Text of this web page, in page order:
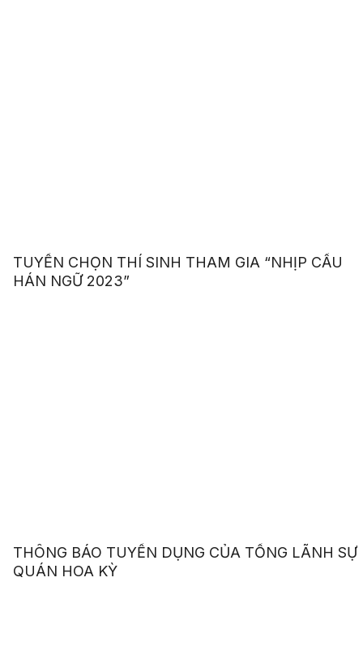
TUYỂN CHỌN THÍ SINH THAM GIA “NHỊP CẦU
HÁN NGỮ 2023”
THÔNG BÁO TUYỂN DỤNG CỦA TỔNG LÃNH SỰ
QUÁN HOA KỲ